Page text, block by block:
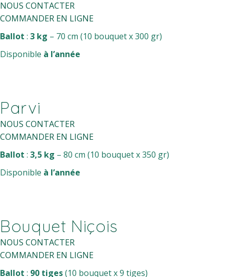
NOUS CONTACTER
COMMANDER EN LIGNE
Ballot : 3 kg – 70 cm (10 bouquet x 300 gr)
Disponible à l’année
Parvi
NOUS CONTACTER
COMMANDER EN LIGNE
Ballot : 3,5 kg – 80 cm (10 bouquet x 350 gr)
Disponible à l’année
Bouquet Niçois
NOUS CONTACTER
COMMANDER EN LIGNE
Ballot : 90 tiges(10 bouquet x 9 tiges)